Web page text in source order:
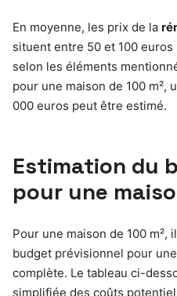
En moyenne, les prix de la
situent entre 50 et 100
selon les éléments
pour une maison de 100 m²,
000 euros peut être estimé.
Estimation du
pour une
Pour une maison de 100 m²,
budget prévisionnel pour
complète. Le tableau ci-
simplifiée des coûts